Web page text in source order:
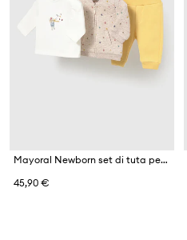
Mayoral Newborn set di tuta per neonati con cotone
45,90 €